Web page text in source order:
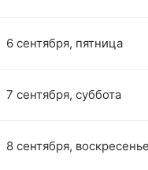
6 сентября, пятница
7 сентября, суббота
8 сентября, воскресенье